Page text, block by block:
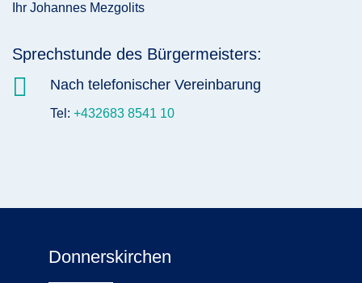
Ihr Johannes Mezgolits
Sprechstunde des Bürgermeisters:
 Nach telefonischer Vereinbarung
Tel: +432683 8541 10
Donnerskirchen